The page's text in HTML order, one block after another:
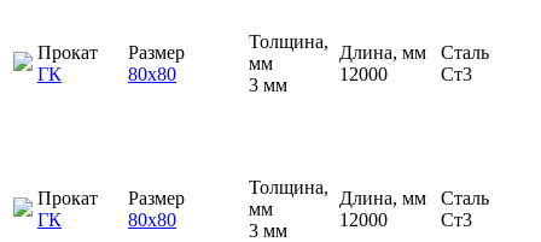
Прокат
ГК
Размер
80х80
Толщина,
мм
3 мм
Длина, мм
12000
Сталь
Ст3
Прокат
ГК
Размер
80х80
Толщина,
мм
3 мм
Длина, мм
12000
Сталь
Ст3